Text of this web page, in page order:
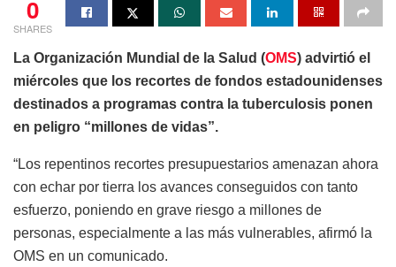
0
SHARES
La Organización Mundial de la Salud (OMS) advirtió el
miércoles que los recortes de fondos estadounidenses
destinados a programas contra la tuberculosis ponen
en peligro “millones de vidas”.
“Los repentinos recortes presupuestarios amenazan ahora
con echar por tierra los avances conseguidos con tanto
esfuerzo, poniendo en grave riesgo a millones de
personas, especialmente a las más vulnerables, afirmó la
OMS en un comunicado.